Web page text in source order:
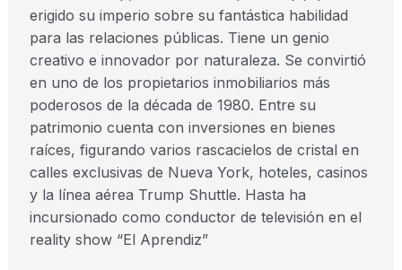
erigido su imperio sobre su fantástica habilidad
para las relaciones públicas. Tiene un genio
creativo e innovador por naturaleza. Se convirtió
en uno de los propietarios inmobiliarios más
poderosos de la década de 1980. Entre su
patrimonio cuenta con inversiones en bienes
raíces, figurando varios rascacielos de cristal en
calles exclusivas de Nueva York, hoteles, casinos
y la línea aérea Trump Shuttle. Hasta ha
incursionado como conductor de televisión en el
reality show “El Aprendiz”